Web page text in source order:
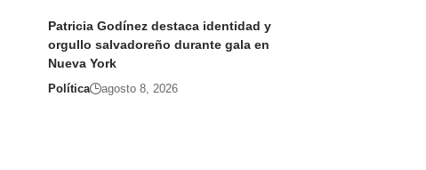
Patricia Godínez destaca identidad y
orgullo salvadoreño durante gala en
Nueva York
Política agosto 8, 2026